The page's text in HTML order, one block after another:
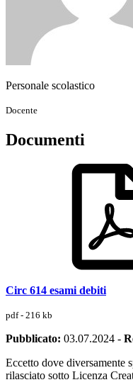
Personale scolastico
Docente
Documenti
Circ 614 esami debiti
pdf - 216 kb
Pubblicato: 03.07.2024 -
Eccetto dove diversamente
rilasciato sotto Licenza